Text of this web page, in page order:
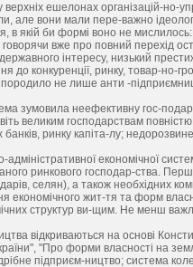
ешелонах організацій-но-
але вони мали пере-важно
в якій би формі воно не
вже про повний перехід
інтересу, низький
до конкуренції, ринку, товар-но-
породило не лише анти -
зумовила неефективну гос-
великим господарствам
банків, ринку капіта-лу;
адміністративної економічної
ринкового господар-ства.
селян), а також необхідних
економічного жит-тя та форм
структур ви-щим. Не менш
відкриваються на основі
"Про форми власності на
підприєм-ництво; система